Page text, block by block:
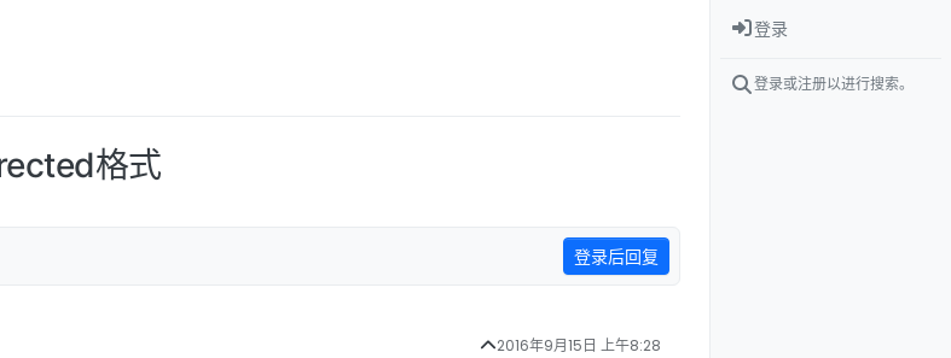
格式
登录后回复
2016年9月15日 上午8:28
登录
登录或注册以进行搜索。